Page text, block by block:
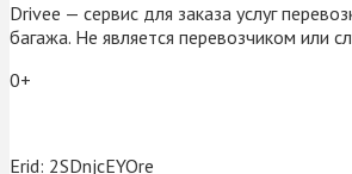
Drivee — сервис для заказа услуг
багажа. Не является перевозчиком или
0+
Erid: 2SDnjcEYQre